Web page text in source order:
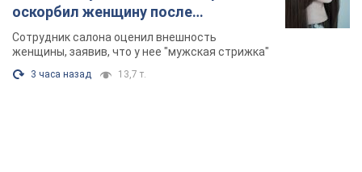
оскорбил женщину после
химиотерапии, разгорелся скандал.
Фото
Сотрудник салона оценил внешность
женщины, заявив, что у нее "мужская стрижка"
3 часа назад 13,7 т.